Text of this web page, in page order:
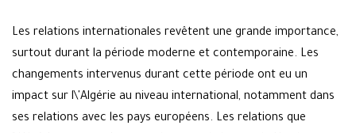
Les relations internationales revêtent une grande importance,
surtout durant la période moderne et contemporaine. Les
changements intervenus durant cette période ont eu un
impact sur l\'Algérie au niveau international, notamment dans
ses relations avec les pays européens. Les relations que